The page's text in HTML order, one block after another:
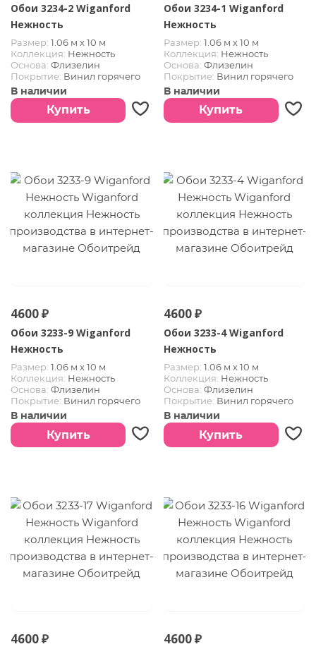
Обои 3234-2 Wiganford
Нежность
Размер: 1.06 м х 10 м
Коллекция: Нежность
Основа: Флизелин
Покрытие: Винил горячего
тиснения
В наличии
Купить
Обои 3234-1 Wiganford
Нежность
Размер: 1.06 м х 10 м
Коллекция: Нежность
Основа: Флизелин
Покрытие: Винил горячего
тиснения
В наличии
Купить
4600 ₽
Обои 3233-9 Wiganford
Нежность
Размер: 1.06 м х 10 м
Коллекция: Нежность
Основа: Флизелин
Покрытие: Винил горячего
тиснения
В наличии
Купить
4600 ₽
Обои 3233-4 Wiganford
Нежность
Размер: 1.06 м х 10 м
Коллекция: Нежность
Основа: Флизелин
Покрытие: Винил горячего
тиснения
В наличии
Купить
4600 ₽ 4600 ₽